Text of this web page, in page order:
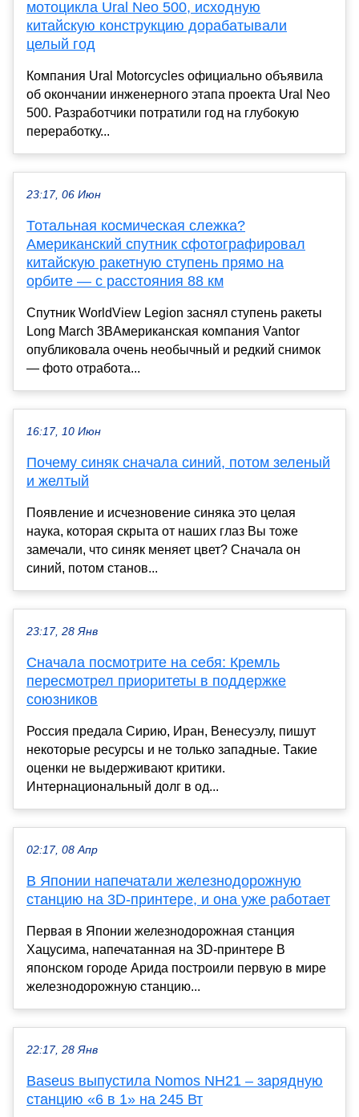
мотоцикла Ural Neo 500, исходную
китайскую конструкцию дорабатывали
целый год
Компания Ural Motorcycles официально объявила
об окончании инженерного этапа проекта Ural Neo
500. Разработчики потратили год на глубокую
переработку...
23:17, 06 Июн
Тотальная космическая слежка?
Американский спутник сфотографировал
китайскую ракетную ступень прямо на
орбите — с расстояния 88 км
Спутник WorldView Legion заснял ступень ракеты
Long March 3BАмериканская компания Vantor
опубликовала очень необычный и редкий снимок
— фото отработа...
16:17, 10 Июн
Почему синяк сначала синий, потом зеленый
и желтый
Появление и исчезновение синяка это целая
наука, которая скрыта от наших глаз Вы тоже
замечали, что синяк меняет цвет? Сначала он
синий, потом станов...
23:17, 28 Янв
Сначала посмотрите на себя: Кремль
пересмотрел приоритеты в поддержке
союзников
Россия предала Сирию, Иран, Венесуэлу, пишут
некоторые ресурсы и не только западные. Такие
оценки не выдерживают критики.
Интернациональный долг в од...
02:17, 08 Апр
В Японии напечатали железнодорожную
станцию на 3D-принтере, и она уже работает
Первая в Японии железнодорожная станция
Хацусима, напечатанная на 3D-принтере В
японском городе Арида построили первую в мире
железнодорожную станцию...
22:17, 28 Янв
Baseus выпустила Nomos NH21 – зарядную
станцию «6 в 1» на 245 Вт